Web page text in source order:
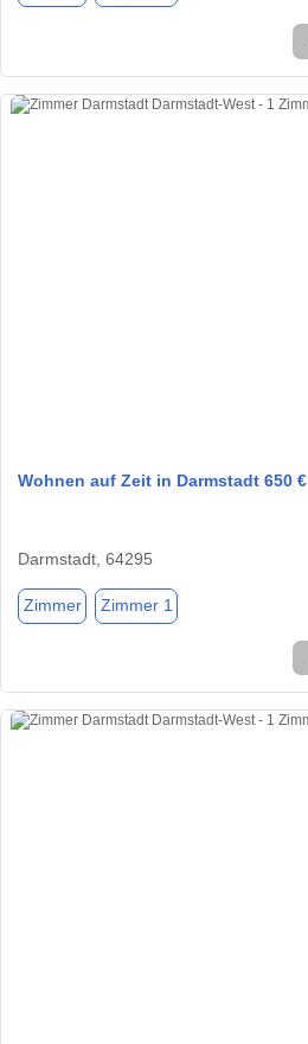
Wohnen auf Zeit in Darmstadt 650 €
Darmstadt, 64295
Zimmer Zimmer 1